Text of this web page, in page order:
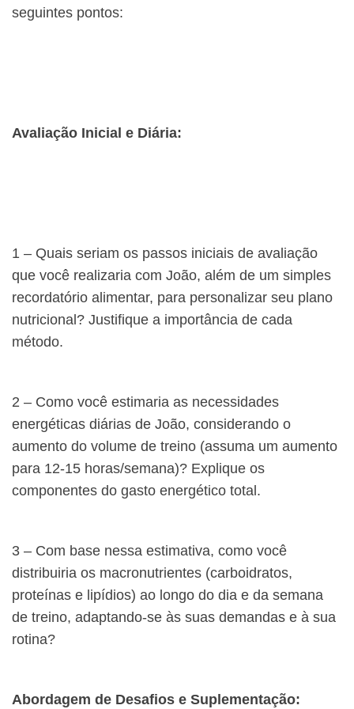
seguintes pontos:
Avaliação Inicial e Diária:
1 – Quais seriam os passos iniciais de avaliação
que você realizaria com João, além de um simples
recordatório alimentar, para personalizar seu plano
nutricional? Justifique a importância de cada
método.
2 – Como você estimaria as necessidades
energéticas diárias de João, considerando o
aumento do volume de treino (assuma um aumento
para 12-15 horas/semana)? Explique os
componentes do gasto energético total.
3 – Com base nessa estimativa, como você
distribuiria os macronutrientes (carboidratos,
proteínas e lipídios) ao longo do dia e da semana
de treino, adaptando-se às suas demandas e à sua
rotina?
Abordagem de Desafios e Suplementação: